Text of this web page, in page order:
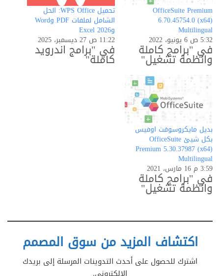
OfficeSuite Premium
6.70.45754.0 (x64)
Multilingual
5:32 ص 6 يونيو، 2022
في "برامج كاملة
وانظمة تشغيل"
تحميل WPS Office: الحل
الشامل لملفات PDF وWord
وExcel 2026
11:22 ص 27 ديسمبر، 2025
في "برامج اندرويد
كاملة"
بديل مايكروسوفت اوفيس
بكل شيئ OfficeSuite
Premium 5.30.37987 (x64)
Multilingual
3:59 م 16 مارس، 2021
في "برامج كاملة
وانظمة تشغيل"
اكتشاف المزيد من سوق المصمم
اشترك للحصول على أحدث التدوينات المرسلة إلى بريدك